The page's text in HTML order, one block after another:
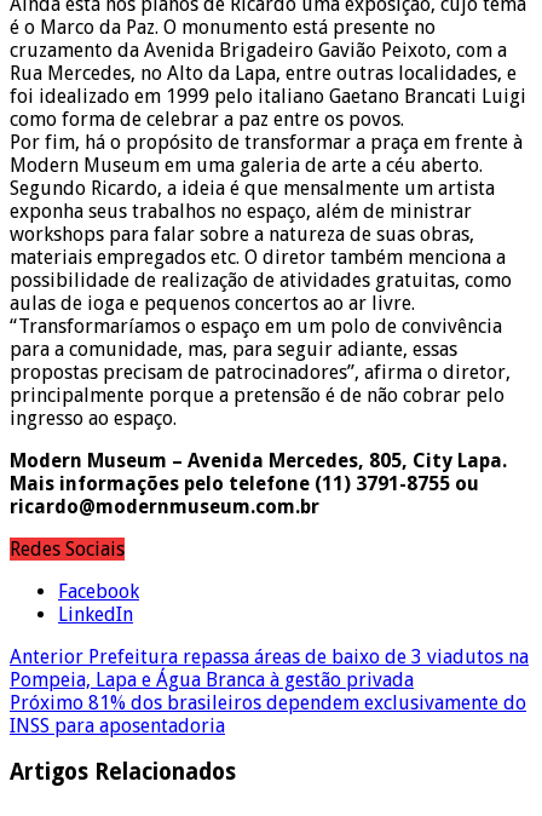
é o Marco da Paz. O monumento está presente no
cruzamento da Avenida Brigadeiro Gavião Peixoto, com a
Rua Mercedes, no Alto da Lapa, entre outras localidades, e
foi idealizado em 1999 pelo italiano Gaetano Brancati Luigi
como forma de celebrar a paz entre os povos.
Por fim, há o propósito de transformar a praça em frente à
Modern Museum em uma galeria de arte a céu aberto.
Segundo Ricardo, a ideia é que mensalmente um artista
exponha seus trabalhos no espaço, além de ministrar
workshops para falar sobre a natureza de suas obras,
materiais empregados etc. O diretor também menciona a
possibilidade de realização de atividades gratuitas, como
aulas de ioga e pequenos concertos ao ar livre.
“Transformaríamos o espaço em um polo de convivência
para a comunidade, mas, para seguir adiante, essas
propostas precisam de patrocinadores”, afirma o diretor,
principalmente porque a pretensão é de não cobrar pelo
ingresso ao espaço.
Modern Museum – Avenida Mercedes, 805, City Lapa.
Mais informações pelo telefone (11) 3791-8755 ou
ricardo@modernmuseum.com.br
Redes Sociais
Facebook
LinkedIn
Anterior Prefeitura repassa áreas de baixo de 3 viadutos na
Pompeia, Lapa e Água Branca à gestão privada
Próximo 81% dos brasileiros dependem exclusivamente do
INSS para aposentadoria
Artigos Relacionados